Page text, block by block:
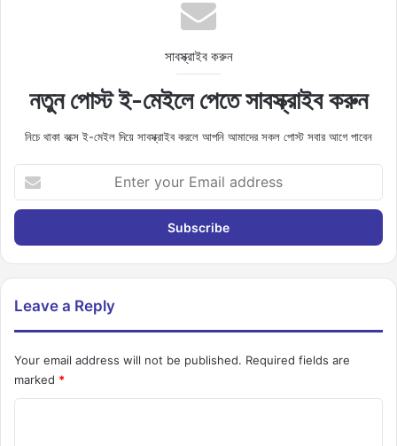
সাবস্ক্রাইব করুন
নতুন পোস্ট ই-মেইলে পেতে সাবস্ক্রাইব করুন
নিচে থাকা বক্সে ই-মেইল দিয়ে সাবস্ক্রাইব করলে আপনি আমাদের সকল পোস্ট সবার আগে পাবেন
t
r
y
u
m
a
i
Leave a Reply
Your email address will not be published. Required fields are
marked *